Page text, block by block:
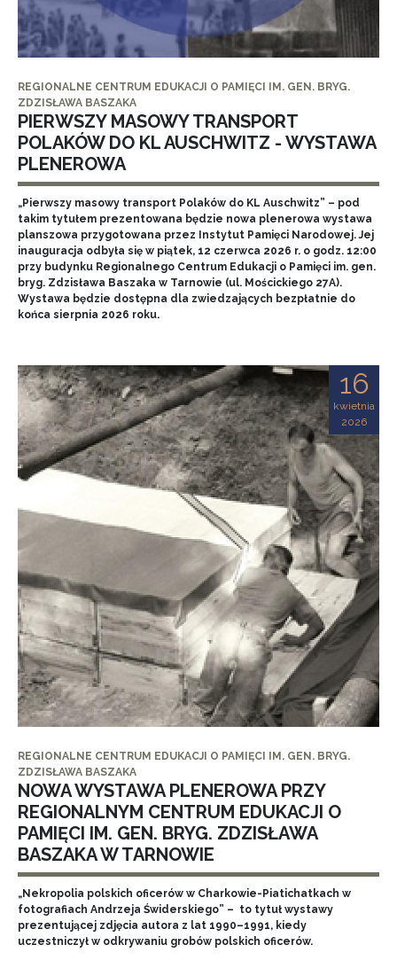
REGIONALNE CENTRUM EDUKACJI O PAMIĘCI IM. GEN. BRYG.
ZDZISŁAWA BASZAKA
PIERWSZY MASOWY TRANSPORT
POLAKÓW DO KL AUSCHWITZ - WYSTAWA
PLENEROWA
„Pierwszy masowy transport Polaków do KL Auschwitz” – pod
takim tytułem prezentowana będzie nowa plenerowa wystawa
planszowa przygotowana przez Instytut Pamięci Narodowej. Jej
inauguracja odbyła się w piątek, 12 czerwca 2026 r. o godz. 12:00
przy budynku Regionalnego Centrum Edukacji o Pamięci im. gen.
bryg. Zdzisława Baszaka w Tarnowie (ul. Mościckiego 27A).
Wystawa będzie dostępna dla zwiedzających bezpłatnie do
końca sierpnia 2026 roku.
16
kwietnia
2026
REGIONALNE CENTRUM EDUKACJI O PAMIĘCI IM. GEN. BRYG.
ZDZISŁAWA BASZAKA
NOWA WYSTAWA PLENEROWA PRZY
REGIONALNYM CENTRUM EDUKACJI O
PAMIĘCI IM. GEN. BRYG. ZDZISŁAWA
BASZAKA W TARNOWIE
„Nekropolia polskich oficerów w Charkowie-Piatichatkach w
fotografiach Andrzeja Świderskiego” – to tytuł wystawy
prezentującej zdjęcia autora z lat 1990–1991, kiedy
uczestniczył w odkrywaniu grobów polskich oficerów.